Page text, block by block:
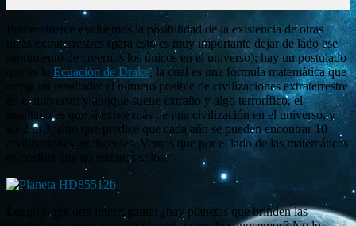
Primeramente evaluemos la posibilidad de la existencia de otras
razas extraterrestres (para esto es muy importante dejar de lado ese
sentimiento de creernos los únicos en el universo); hay un postulado
Ecuación de Drake, la cual es una fórmula matemática que
arroja un resultado: el número posible de civilizaciones extraterrestre
en el universo; y aunque suene extraño y algo terrorífico, el
resultado es que sí existe más de una civilización en el universo, y
no 2 ni 3, sino que predice que cada año se pueden encontrar 10
civilizaciones inteligentes. Vemos que por el lado de las matemáticas
es posible que no estemos solos.
Luego surge otra interrogante: ¿hay planetas que brinden las